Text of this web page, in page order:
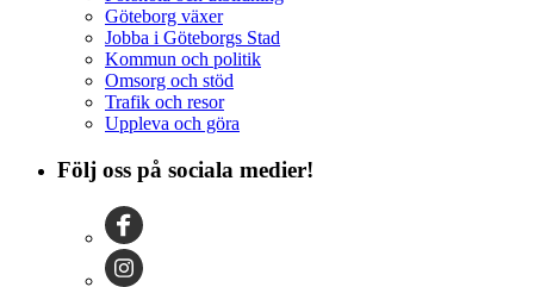
Göteborg växer
Jobba i Göteborgs Stad
Kommun och politik
Omsorg och stöd
Trafik och resor
Uppleva och göra
Följ oss på sociala medier!